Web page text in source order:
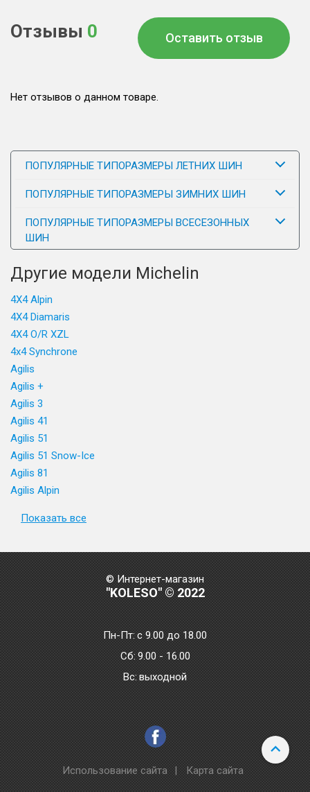
Отзывы 0 Оставить отзыв
Нет отзывов о данном товаре.
ПОПУЛЯРНЫЕ ТИПОРАЗМЕРЫ ЛЕТНИХ ШИН
ПОПУЛЯРНЫЕ ТИПОРАЗМЕРЫ ЗИМНИХ ШИН
ПОПУЛЯРНЫЕ ТИПОРАЗМЕРЫ ВСЕСЕЗОННЫХ
ШИН
Другие модели Michelin
4X4 Alpin
4X4 Diamaris
4X4 O/R XZL
4x4 Synchrone
Agilis
Agilis +
Agilis 3
Agilis 41
Agilis 51
Agilis 51 Snow-Ice
Agilis 81
Agilis Alpin
Показать все
© Интернет-магазин
"KOLESO" © 2022
Пн-Пт:с 9.00 до 18.00
Сб: 9.00 - 16.00
Bc: выходной
Использование сайта | Карта сайта